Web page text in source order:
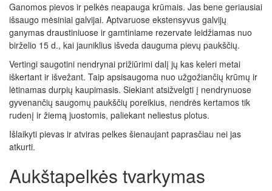
Ganomos pievos ir pelkės neapauga krūmais. Jas bene geriausiai
išsaugo mėsiniai galvijai. Aptvaruose ekstensyvus galvijų
ganymas draustiniuose ir gamtiniame rezervate leidžiamas nuo
birželio 15 d., kai jauniklius išveda dauguma pievų paukščių.
Vertingi saugotini nendrynai prižiūrimi dalį jų kas keleri metai
iškertant ir išvežant. Taip apsisaugoma nuo užgožiančių krūmų ir
lėtinamas durpių kaupimasis. Siekiant atsižvelgti į nendrynuose
gyvenančių saugomų paukščių poreikius, nendrės kertamos tik
rudenį ir žiemą juostomis, paliekant neliestus plotus.
Išlaikyti pievas ir atviras pelkes šienaujant paprasčiau nei jas
atkurti.
Aukštapelkės tvarkymas